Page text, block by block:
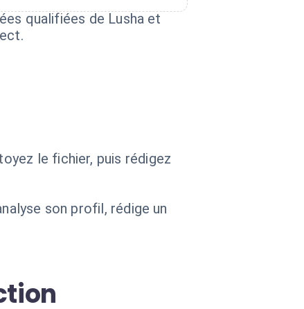
qualifiées de Lusha et
le fichier, puis rédigez
son profil, rédige un